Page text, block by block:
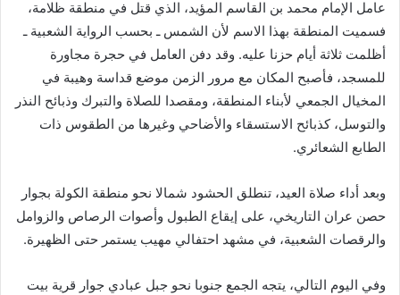
عامل الإمام محمد بن القاسم المؤيد، الذي قتل في منطقة ظلامة،
فسميت المنطقة بهذا الاسم لأن الشمس ـ بحسب الرواية الشعبية ـ
أظلمت ثلاثة أيام حزنا عليه. وقد دفن العامل في حجرة مجاورة
للمسجد، فأصبح المكان مع مرور الزمن موضع قداسة وهيبة في
المخيال الجمعي لأبناء المنطقة، ومقصدا للصلاة والتبرك وذبائح النذر
والتوسل، كذبائح الاستسقاء والأضاحي وغيرها من الطقوس ذات
الطابع الشعائري.
وبعد أداء صلاة العيد، تنطلق الحشود شمالا نحو منطقة الكولة بجوار
حصن عران التاريخي، على إيقاع الطبول وأصوات الرصاص والزوامل
والرقصات الشعبية، في مشهد احتفالي مهيب يستمر حتى الظهيرة.
وفي اليوم التالي، يتجه الجمع جنوبا نحو جبل عبادي جوار قرية بيت